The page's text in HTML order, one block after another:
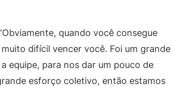
quando você consegue
difícil vencer você. Foi um grande
equipe, para nos dar um pouco de
esforço coletivo, então estamos